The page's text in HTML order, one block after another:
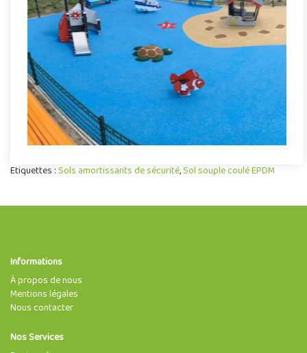
AMENAGEMENT-PUBLIC vous accompagne dans l'installation de
votre aire de jeux. Préparation du terrain et des fondations en
fon..
Demande de devis
Etiquettes :Sols amortissants de sécurité,Sol souple coulé EPDM
Informations
À propos de nous
Mentions légales
Nous contacter
Nos Services